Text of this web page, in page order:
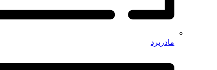
مادربرد